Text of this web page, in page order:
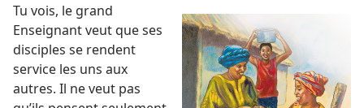
Tu vois, le grand
Enseignant veut que ses
disciples se rendent
service les uns aux
autres. Il ne veut pas